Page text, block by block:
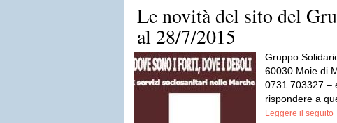
Le novità del sito del
al 28/7/2015
Gruppo
60030 Moie di
0731 703327 –
rispondere a
Leggere il seguito